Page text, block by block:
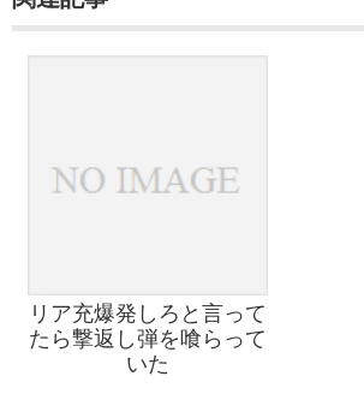
リア充爆発しろと言って
たら撃返し弾を喰らって
いた